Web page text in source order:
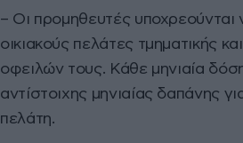
– Οι προμηθευτές
οικιακούς πελάτες τμηματικής
οφειλών τους. Κάθε μηνιαία
αντίστοιχης μηνιαίας δαπάνης
πελάτη.